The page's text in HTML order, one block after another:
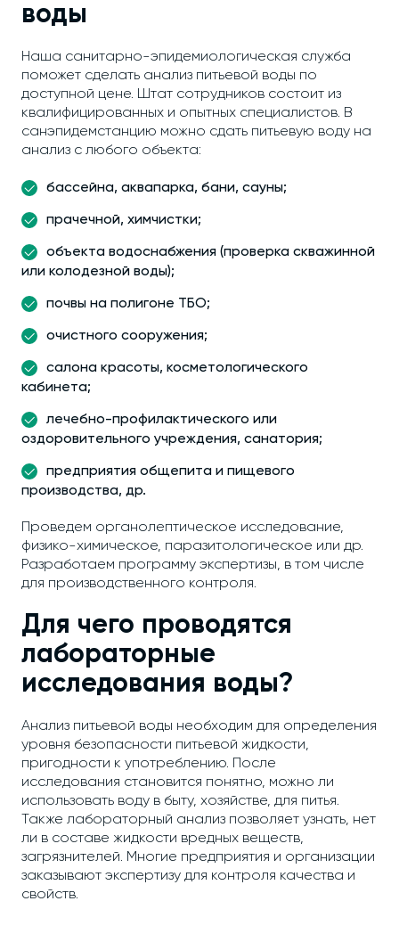
воды
Наша санитарно-эпидемиологическая служба
поможет сделать анализ питьевой воды по
доступной цене. Штат сотрудников состоит из
квалифицированных и опытных специалистов. В
санэпидемстанцию можно сдать питьевую воду на
анализ с любого объекта:
бассейна, аквапарка, бани, сауны;
прачечной, химчистки;
объекта водоснабжения (проверка скважинной
или колодезной воды);
почвы на полигоне ТБО;
очистного сооружения;
салона красоты, косметологического
кабинета;
лечебно-профилактического или
оздоровительного учреждения, санатория;
предприятия общепита и пищевого
производства, др.
Проведем органолептическое исследование,
физико-химическое, паразитологическое или др.
Разработаем программу экспертизы, в том числе
для производственного контроля.
Для чего проводятся
лабораторные
исследования воды?
Анализ питьевой воды необходим для определения
уровня безопасности питьевой жидкости,
пригодности к употреблению. После
исследования становится понятно, можно ли
использовать воду в быту, хозяйстве, для питья.
Также лабораторный анализ позволяет узнать, нет
ли в составе жидкости вредных веществ,
загрязнителей. Многие предприятия и организации
заказывают экспертизу для контроля качества и
свойств.